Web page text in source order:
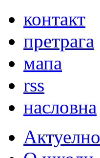
контакт
претрага
мапа
rss
насловна
Актуелно